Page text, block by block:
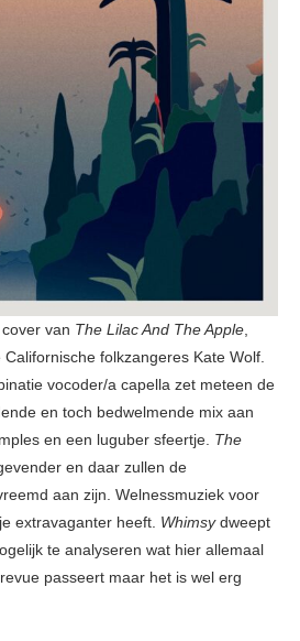
van The Lilac And The Apple,
folkzangeres Kate Wolf.
vocoder/a capella zet meteen de
en toch bedwelmende mix aan
en een luguber sfeertje. The
en daar zullen de
aan zijn. Welnessmuziek voor
extravaganter heeft. Whimsydweept
te analyseren wat hier allemaal
passeert maar het is wel erg